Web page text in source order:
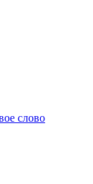
слово